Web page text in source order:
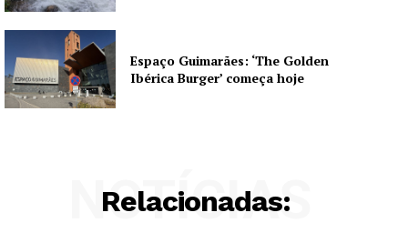
Espaço Guimarães: ‘The Golden
Ibérica Burger’ começa hoje
Relacionadas:
NOTÍCIAS